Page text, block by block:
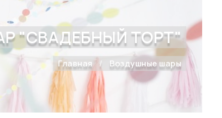
"СВАДЕБНЫЙ ТОРТ"
Главная Воздушные шары